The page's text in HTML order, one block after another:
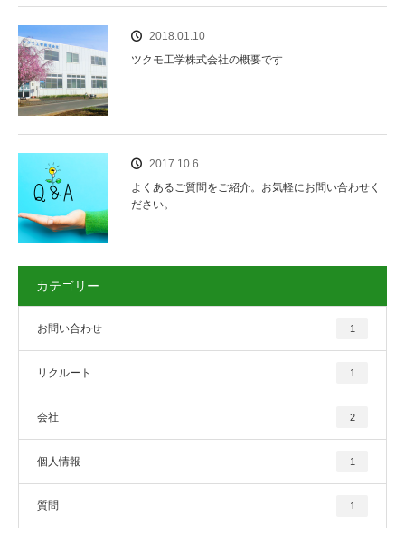
2018.01.10
ツクモ工学株式会社の概要です
2017.10.6
よくあるご質問をご紹介。お気軽にお問い合わせく
ださい。
カテゴリー
お問い合わせ 1
リクルート 1
会社 2
個人情報 1
質問 1